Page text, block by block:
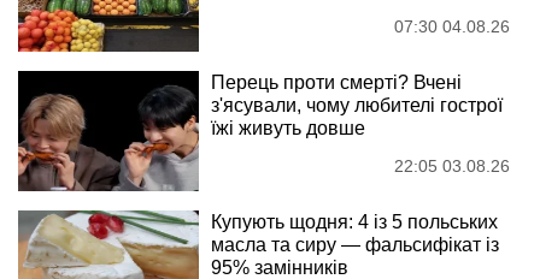
07:30 04.08.26
Перець проти смерті? Вчені
з'ясували, чому любителі гострої
їжі живуть довше
22:05 03.08.26
Купують щодня: 4 із 5 польських
масла та сиру — фальсифікат із
95% замінників